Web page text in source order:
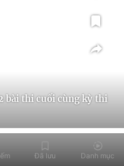
bài thi cuối cùng kỳ thi
Đã lưu Danh mục